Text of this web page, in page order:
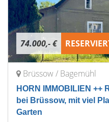
74.000,- €
Brüssow / Bagemühl
HORN IMMOBILIEN ++
bei Brüssow, mit viel
Garten